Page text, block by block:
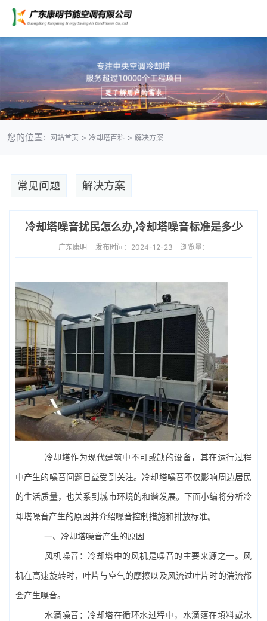
您的位置: 网站首页 > 冷却塔百科> 解决方案
常见问题 解决方案
冷却塔噪音扰民怎么办,冷却塔噪音标准是多少
广东康明 发布时间：2024-12-23 浏览量：
冷却塔作为现代建筑中不可或缺的设备，其在运行过程
中产生的噪音问题日益受到关注。 冷却塔噪音不仅影响周边居民
的生活质量，也关系到城市环境的和谐发展。下面小编将分析冷
却塔噪音产生的原因并介绍噪音控制措施和排放标准。
一、冷却塔噪音产生的原因
风机噪音：冷却塔中的风机是噪音的主要来源之一。风
机在高速旋转时，叶片与空气的摩擦以及风流过叶片时的湍流都
会产生噪音。
水滴噪音：冷却塔在循环水过程中，水滴落在填料或水